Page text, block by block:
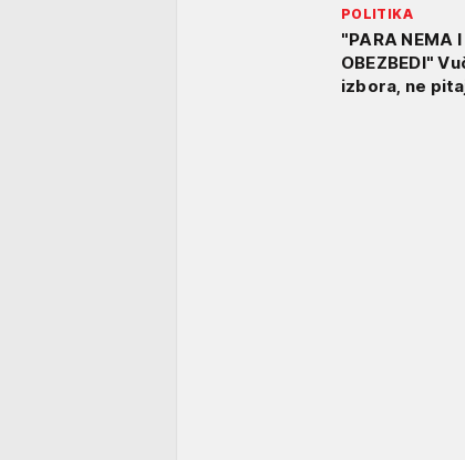
POLITIKA
"PARA NEMA
OBEZBEDI"
izbora, ne